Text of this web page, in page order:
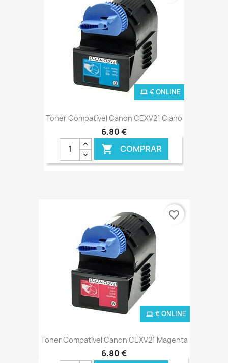
Toner Compatível Canon CEXV21 Ciano
6,80 €
 COMPRAR
€ ONLINE
Toner Compatível Canon CEXV21 Magenta
6,80 €
€ ONLINE
favorite_border